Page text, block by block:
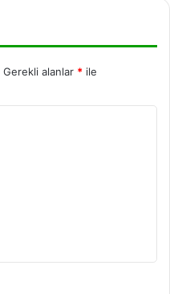
Gerekli alanlar * ile